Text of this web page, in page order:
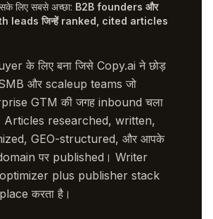
लिए सबसे अच्छा: B2B founders और
leads जिन्हें ranked, cited articles
के लिए बना जिसे Copy.ai ने छोड़
SMB और scaleup teams जो
GTM की जगह inbound चला
Articles researched, written,
GEO-structured, और आपके
पर published। Writer
plus publisher stack
करता है।